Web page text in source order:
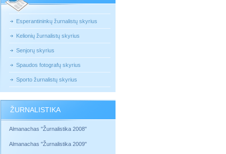
Esperantininkų žurnalistų skyrius
Kelionių žurnalistų skyrius
Senjorų skyrius
Spaudos fotografų skyrius
Sporto žurnalistų skyrius
ŽURNALISTIKA
Almanachas "Žurnalistika 2008"
Almanachas "Žurnalistika 2009"